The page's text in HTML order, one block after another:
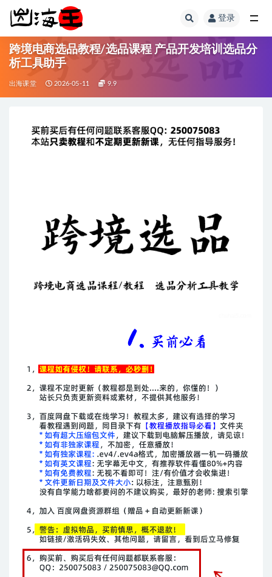
登录
跨境电商选品教程/选品课程 产品开发培训选品分
析工具助手
出海课堂 2026-05-11 9.9
全部